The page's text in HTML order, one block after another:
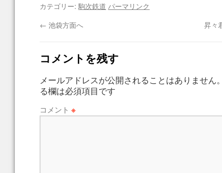
カテゴリー: 駒次鉄道 パーマリンク
← 池袋方面へ 昇々
コメントを残す
メールアドレスが公開されることはありません
る欄は必須項目です
コメント ※